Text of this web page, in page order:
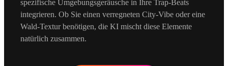
spezifische Umgebungsgeräusche in Ihre Trap-Beats
integrieren. Ob Sie einen verregneten City-Vibe oder eine
Wald-Textur benötigen, die KI mischt diese Elemente
natürlich zusammen.